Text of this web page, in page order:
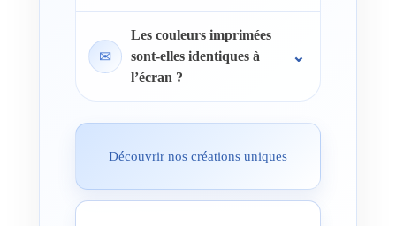
✉
Les couleurs imprimées
sont-elles identiques à
l’écran ?
Découvrir nos créations uniques